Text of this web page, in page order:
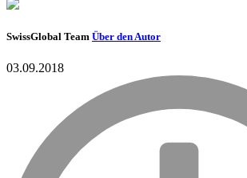
SwissGlobal Team Über den Autor
03.09.2018